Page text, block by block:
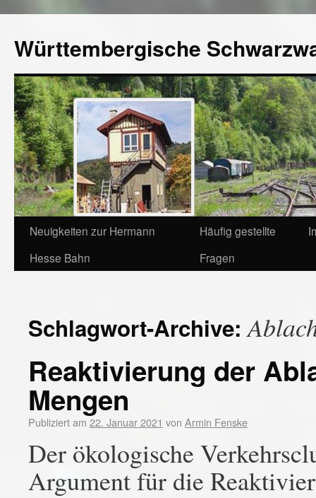
Württembergische
Neuigkeiten zur Hermann
Hesse Bahn
Häufig gestellte
Fragen
Schlagwort-Archive:
Reaktivierung der
Mengen
Publiziert am 22. Januar 2021 von Armin Fenske
Der ökologische
Argument für die